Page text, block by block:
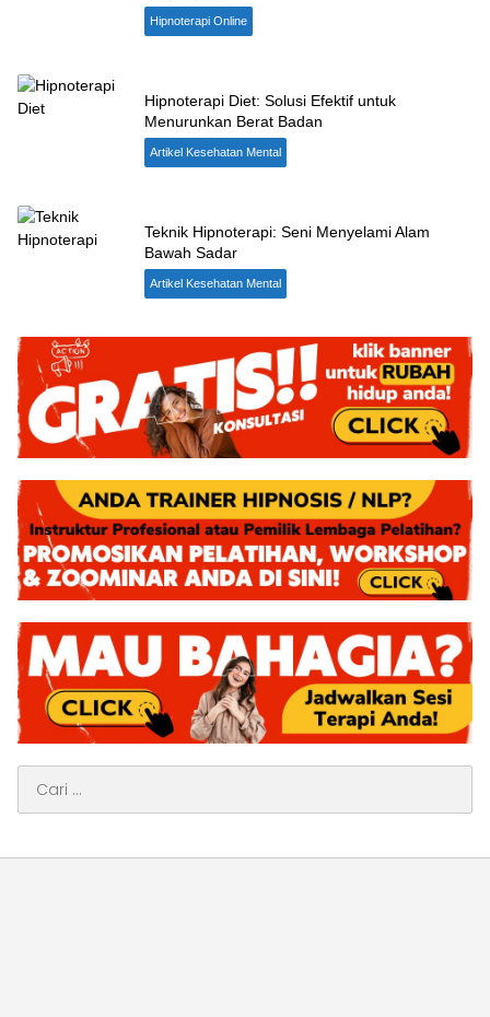
Hipnoterapi Online
Hipnoterapi Diet: Solusi Efektif untuk
Menurunkan Berat Badan
Artikel Kesehatan Mental
Teknik Hipnoterapi: Seni Menyelami Alam
Bawah Sadar
Artikel Kesehatan Mental
untuk: